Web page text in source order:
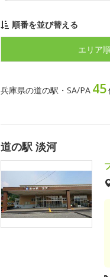
順番を並び替える
エリア
兵庫県の道の駅・SA/PA 45
道の駅 淡河